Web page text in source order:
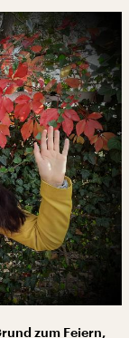
zum Feiern,